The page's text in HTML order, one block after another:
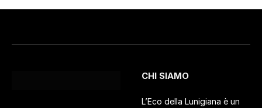
CHI SIAMO
L’Eco della Lunigiana è un